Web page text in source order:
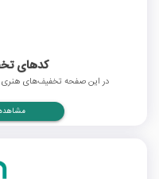
کدهای
در این صفحه تخفیف‌های هنری